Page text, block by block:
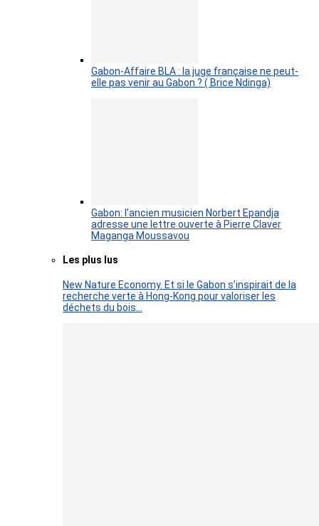
Gabon-Affaire BLA : la juge française ne peut-
elle pas venir au Gabon ? ( Brice Ndinga)
Gabon: l’ancien musicien Norbert Epandja
adresse une lettre ouverte à Pierre Claver
Maganga Moussavou
Les plus lus
New Nature Economy. Et si le Gabon s’inspirait de la
recherche verte à Hong-Kong pour valoriser les
déchets du bois…